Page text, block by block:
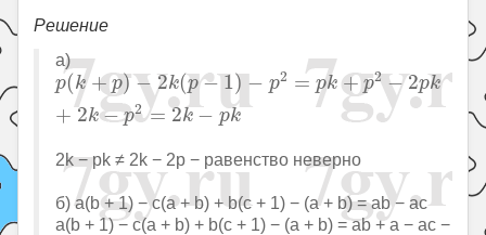
Решение
а)
p(k + p)− 2k(p − 1) − p2 = pk + p2 −2pk
+ 2k − p2 = 2k − pk
p(k+ p)−2k p− 1)−p2 =p +p −2p k+2k− p2 =2k
2k − pk ≠ 2k − 2p − равенство неверно
б) a(b + 1) − c(a + b) + b(c + 1) − (a + b) = ab − ac
a(b + 1) − c(a + b) + b(c + 1) − (a + b) = ab + a − ac −